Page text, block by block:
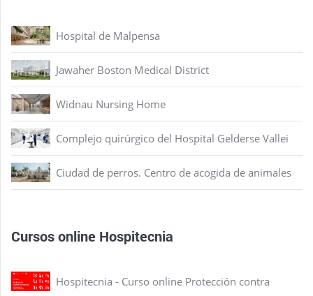
Hospital de Malpensa
Jawaher Boston Medical District
Widnau Nursing Home
Complejo quirúrgico del Hospital Gelderse Vallei
Ciudad de perros. Centro de acogida de animales
Cursos online Hospitecnia
Hospitecnia - Curso online Protección contra